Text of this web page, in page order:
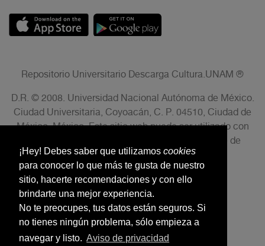
¡Hey! Debes saber que utilizamos cookies
para conocer lo que más te gusta de nuestro
sitio, hacerte recomendaciones y con ello
brindarte una mejor experiencia.
No te preocupes, tus datos están seguros. Si
no tienes ningún problema, sólo empieza a
navegar y listo. Aviso de privacidad
Repositorio Universitario Descarga Cultura.UNAM ®
D.R. © 2008. Universidad Nacional Autónoma de México.
Ciudad Universitaria, Coyoacán, C. P. 04510, Ciudad de
México, México. Este sitio web puede ser utilizado con
fines no lucrativos siempre que se cite la fuente de
conformidad con el AVISO LEGAL.